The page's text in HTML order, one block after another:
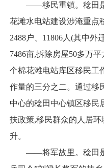
——移民重镇。稔田是
花滩水电站建设涉淹重点
2488户、11806人(其中外
7486亩,拆除房屋50多万
个棉花滩电站库区移民工
作量的三分之二。通过移
中心的稔田中心镇区移民
扶政策,移民群众的人居
升。
——将军故里。稔田是“